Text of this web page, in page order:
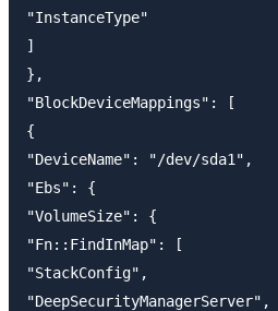
"InstanceType"
]
},
"BlockDeviceMappings": [
{
"DeviceName": "/dev/sda1",
"Ebs": {
"VolumeSize": {
"Fn::FindInMap": [
"StackConfig",
"DeepSecurityManagerServer",